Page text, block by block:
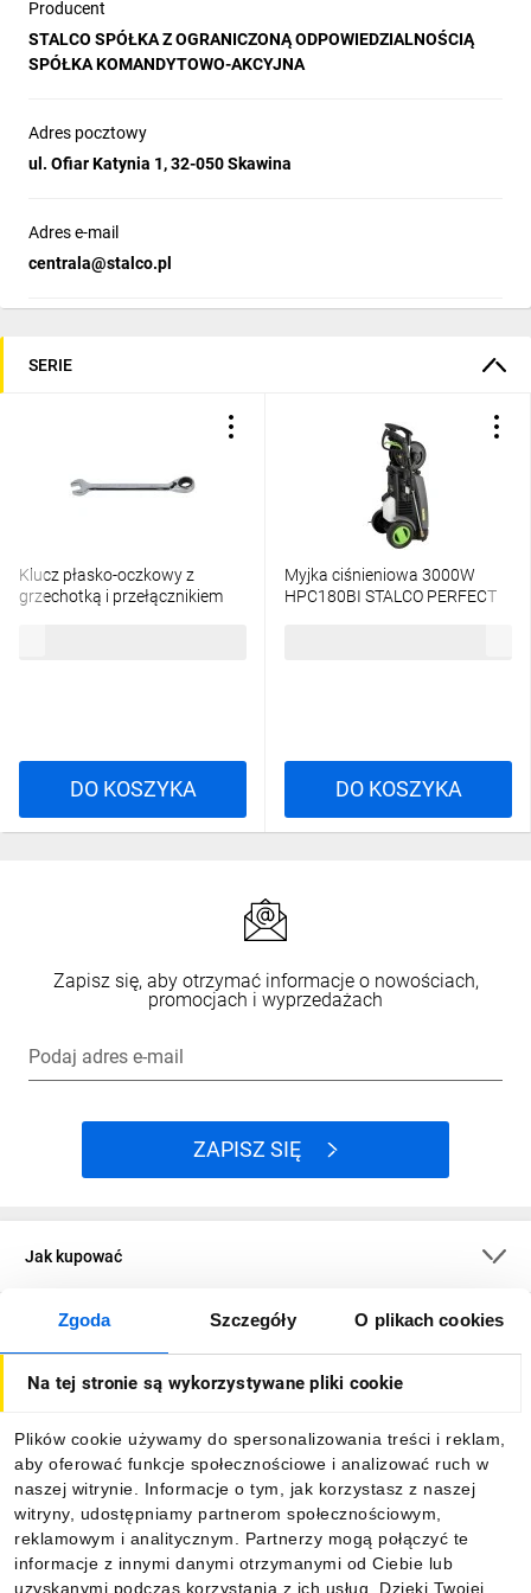
Zgoda Szczegóły O plikach cookies
Na tej stronie są wykorzystywane pliki cookie
Plików cookie używamy do spersonalizowania treści i reklam,
aby oferować funkcje społecznościowe i analizować ruch w
naszej witrynie. Informacje o tym, jak korzystasz z naszej
witryny, udostępniamy partnerom społecznościowym,
reklamowym i analitycznym. Partnerzy mogą połączyć te
informacje z innymi danymi otrzymanymi od Ciebie lub
uzyskanymi podczas korzystania z ich usług. Dzięki Twojej
Producent
STALCO SPÓŁKA Z OGRANICZONĄ ODPOWIEDZIALNOŚCIĄ
SPÓŁKA KOMANDYTOWO-AKCYJNA
Adres pocztowy
ul. Ofiar Katynia 1, 32-050 Skawina
Adres e-mail
centrala@stalco.pl
SERIE
Klucz płasko-oczkowy z
grzechotką i przełącznikiem
DO KOSZYKA
Myjka ciśnieniowa 3000W
HPC180BI STALCO PERFECT
DO KOSZYKA
Zapisz się, aby otrzymać informacje o nowościach,
promocjach i wyprzedażach
Podaj adres e-mail
ZAPISZ SIĘ
Jak kupować
O firmie
Informacje
Pobierz naszą aplikację mobilną: